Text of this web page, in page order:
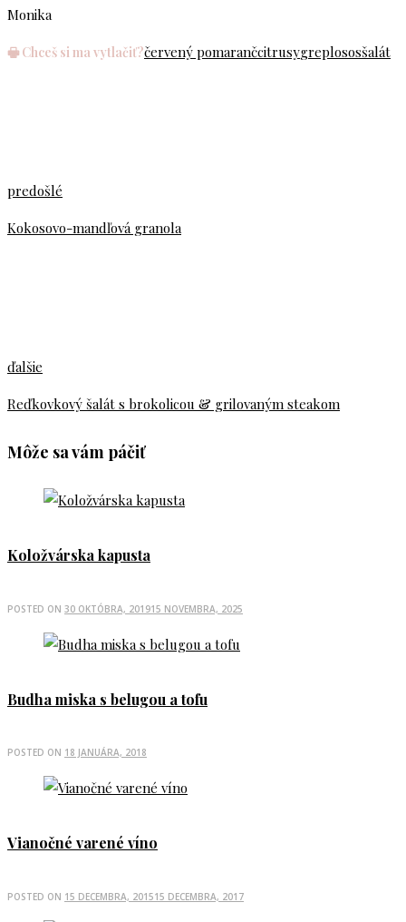
Monika
🖶 Chceš si ma vytlačiť?červený pomarančcitrusygreplososšalát
predošlé
Kokosovo-mandľová granola
ďalšie
Reďkovkový šalát s brokolicou & grilovaným steakom
Môže sa vám páčiť
Koložvárska kapusta
POSTED ON 30 OKTÓBRA, 201915 NOVEMBRA, 2025
Budha miska s belugou a tofu
POSTED ON 18 JANUÁRA, 2018
Vianočné varené víno
POSTED ON 15 DECEMBRA, 201515 DECEMBRA, 2017